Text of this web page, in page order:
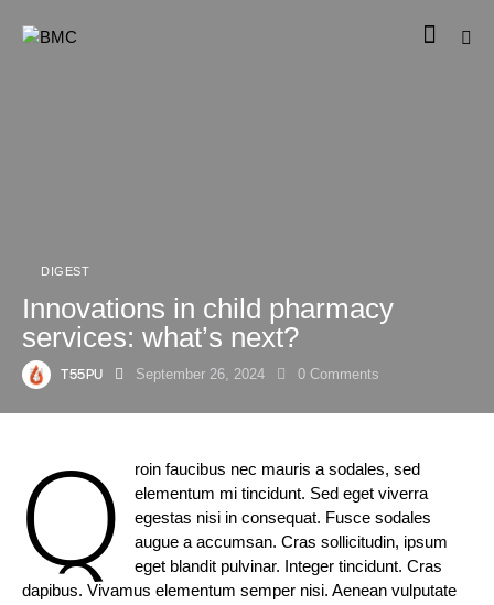
DIGEST
Innovations in child pharmacy
services: what’s next?
T55PU September 26, 2024 0 Comments
Q
roin faucibus nec mauris a sodales, sed
elementum mi tincidunt. Sed eget viverra
egestas nisi in consequat. Fusce sodales
augue a accumsan. Cras sollicitudin, ipsum
eget blandit pulvinar. Integer tincidunt. Cras
dapibus. Vivamus elementum semper nisi. Aenean vulputate